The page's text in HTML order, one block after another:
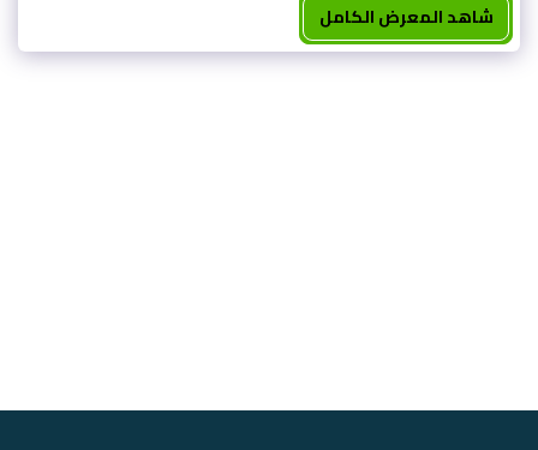
شاهد المعرض الكامل